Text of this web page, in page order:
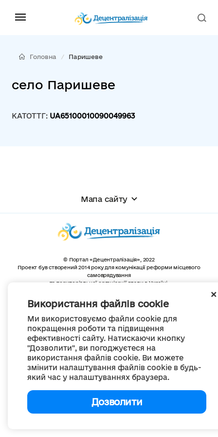
Використання файлів cookie
Ми використовуємо файли cookie для
покращення роботи та підвищення
ефективності сайту. Натискаючи кнопку
"Дозволити", ви погоджуєтеся на
використання файлів cookie. Ви можете
змінити налаштування файлів cookie в будь-
який час у налаштуваннях браузера.
Дозволити
Головна Паришеве
село Паришеве
КАТОТТГ: UA65100010090049963
Мапа сайту
© Портал «Децентралізація», 2022
Проект був створений 2014 року для комунікації реформи місцевого
самоврядування
та територіальної організації влади в Україні.
Весь контент доступний за ліцензією
Creative Commons Attribution 4.0 International license,
якщо не зазначено інше